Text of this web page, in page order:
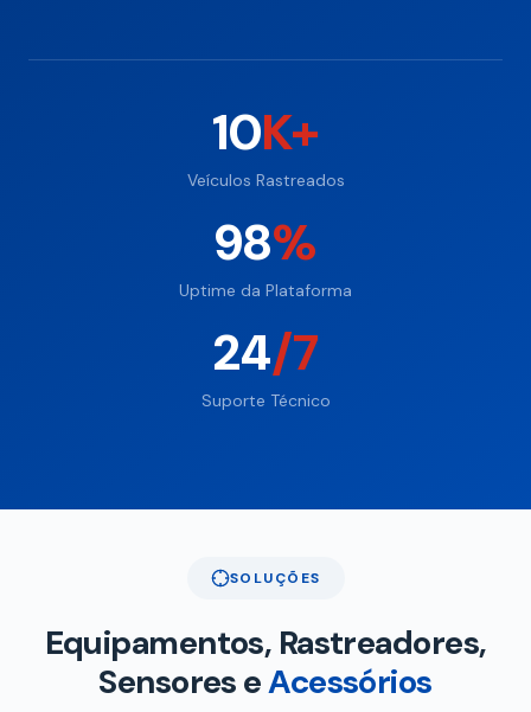
10K+
Veículos Rastreados
98%
Uptime da Plataforma
24/7
Suporte Técnico
SOLUÇÕES
Equipamentos, Rastreadores,
Sensores eAcessórios